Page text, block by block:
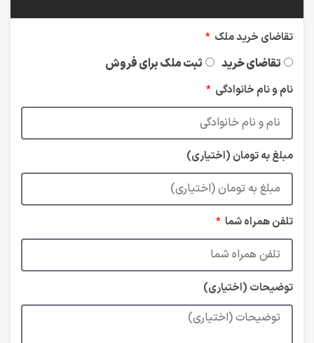
تقاضای خرید ملک
تقاضای خرید ثبت ملک برای فروش
نام و نام خانوادگی
مبلغ به تومان (اختیاری)
تلفن همراه شما
توضیحات (اختیاری)